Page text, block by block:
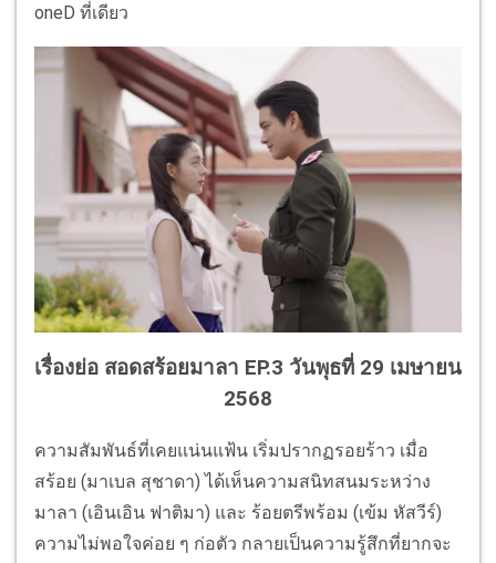
oneD ที่เดียว
เรื่องย่อ สอดสร้อยมาลา EP.3 วันพุธที่ 29 เมษายน
2568
ความสัมพันธ์ที่เคยแน่นแฟ้น เริ่มปรากฏรอยร้าว เมื่อ
สร้อย (มาเบล สุชาดา) ได้เห็นความสนิทสนมระหว่าง
มาลา (เอินเอิน ฟาติมา) และ ร้อยตรีพร้อม (เข้ม หัสวีร์)
ความไม่พอใจค่อย ๆ ก่อตัว กลายเป็นความรู้สึกที่ยากจะ